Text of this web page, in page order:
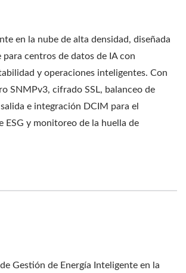
en la nube de alta densidad, diseñada
para centros de datos de IA con
y operaciones inteligentes. Con
SNMPv3, cifrado SSL, balanceo de
e integración DCIM para el
ESG y monitoreo de la huella de
Gestión de Energía Inteligente en la